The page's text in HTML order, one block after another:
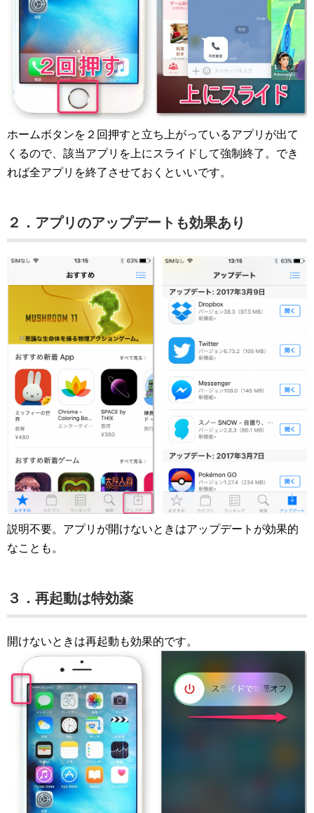
ホームボタンを２回押すと立ち上がっているアプリが出て
くるので、該当アプリを上にスライドして強制終了。でき
れば全アプリを終了させておくといいです。
２．アプリのアップデートも効果あり
説明不要。アプリが開けないときはアップデートが効果的
なことも。
３．再起動は特効薬
開けないときは再起動も効果的です。